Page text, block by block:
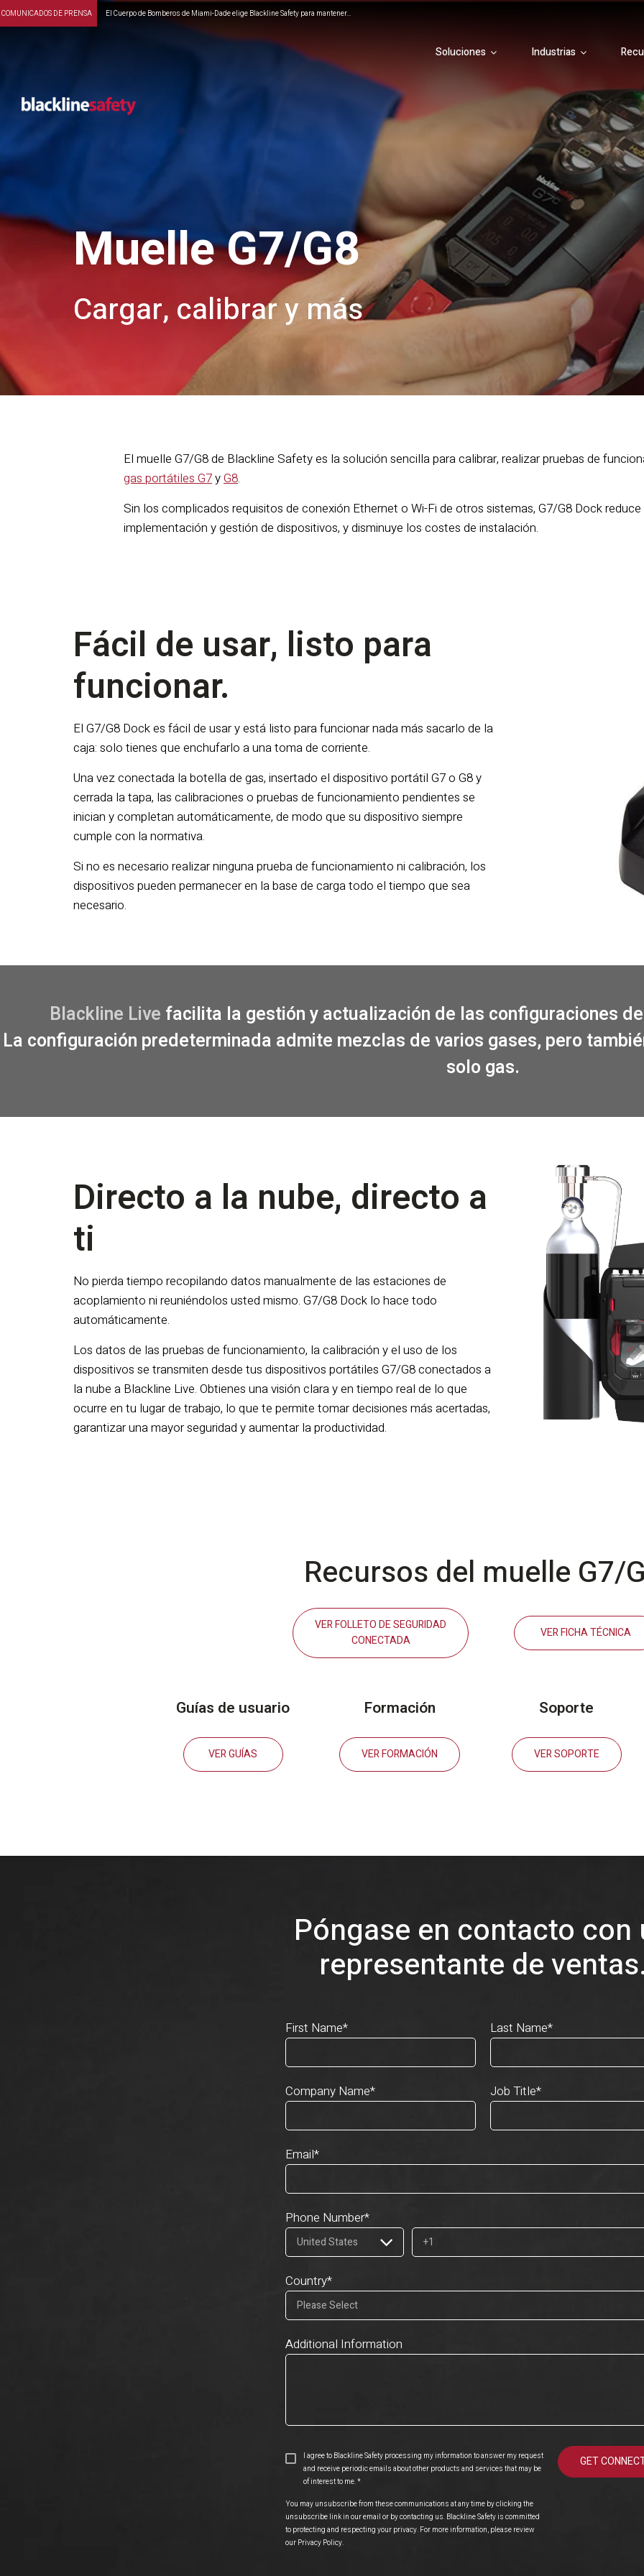
COMUNICADOS DE PRENSA El Cuerpo de Bomberos de Miami-Dade elige Blackline Safety para mantener...
Soluciones Industrias
Muelle G7/G8
Cargar, calibrar y más
El muelle G7/G8 de Blackline Safety es la solución sencilla para calibrar, realizar pruebas de
gas portátiles G7yG8.
Sin los complicados requisitos de conexión Ethernet o Wi-Fi de otros sistemas, G7/G8 Dock
implementación y gestión de dispositivos, y disminuye los costes de instalación.
Fácil de usar, listo para
funcionar.
El G7/G8 Dock es fácil de usar y está listo para funcionar nada más sacarlo de la
caja: solo tienes que enchufarlo a una toma de corriente.
Una vez conectada la botella de gas, insertado el dispositivo portátil G7 o G8 y
cerrada la tapa, las calibraciones o pruebas de funcionamiento pendientes se
inician y completan automáticamente, de modo que su dispositivo siempre
cumple con la normativa.
Si no es necesario realizar ninguna prueba de funcionamiento ni calibración, los
dispositivos pueden permanecer en la base de carga todo el tiempo que sea
necesario.
Blackline Live facilita la gestión y actualización de las configuraciones
La configuración predeterminada admite mezclas de varios gases, pero
solo gas.
Directo a la nube, directo a
ti
No pierda tiempo recopilando datos manualmente de las estaciones de
acoplamiento ni reuniéndolos usted mismo. G7/G8 Dock lo hace todo
automáticamente.
Los datos de las pruebas de funcionamiento, la calibración y el uso de los
dispositivos se transmiten desde tus dispositivos portátiles G7/G8 conectados a
la nube a Blackline Live. Obtienes una visión clara y en tiempo real de lo que
ocurre en tu lugar de trabajo, lo que te permite tomar decisiones más acertadas,
garantizar una mayor seguridad y aumentar la productividad.
Recursos del muelle G7/
VER FOLLETO DE SEGURIDAD
CONECTADA
VER FICHA TÉCNICA
Guías de usuario
VER GUÍAS
Formación
VER FORMACIÓN
Soporte
VER SOPORTE
Póngase en contacto con
representante de
First Name* Last Name*
Company Name* Job Title*
Email*
Phone Number*
Country*
Additional Information
I agree to Blackline Safety processing my information to answer my request
and receive periodic emails about other products and services that may be
of interest to me.*
You may unsubscribe from these communications at any time by clicking the
unsubscribe link in our email or by contacting us. Blackline Safety is committed
to protecting and respecting your privacy. For more information, please review
our Privacy Policy.